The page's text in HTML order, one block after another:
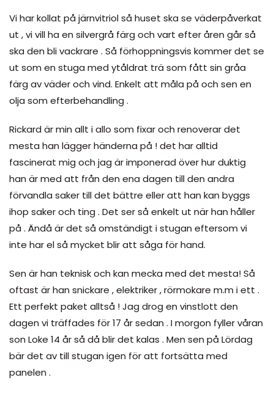
Vi har kollat på järnvitriol så huset ska se väderpåverkat
ut , vi vill ha en silvergrå färg och vart efter åren går så
ska den bli vackrare . Så förhoppningsvis kommer det se
ut som en stuga med ytåldrat trä som fått sin gråa
färg av väder och vind. Enkelt att måla på och sen en
olja som efterbehandling .
Rickard är min allt i allo som fixar och renoverar det
mesta han lägger händerna på ! det har alltid
fascinerat mig och jag är imponerad över hur duktig
han är med att från den ena dagen till den andra
förvandla saker till det bättre eller att han kan byggs
ihop saker och ting . Det ser så enkelt ut när han håller
på . Ändå är det så omständigt i stugan eftersom vi
inte har el så mycket blir att såga för hand.
Sen är han teknisk och kan mecka med det mesta! Så
oftast är han snickare , elektriker , rörmokare m.m i ett .
Ett perfekt paket alltså ! Jag drog en vinstlott den
dagen vi träffades för 17 år sedan . I morgon fyller våran
son Loke 14 år så då blir det kalas . Men sen på Lördag
bär det av till stugan igen för att fortsätta med
panelen .